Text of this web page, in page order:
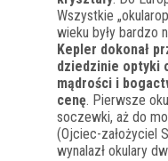
Wszystkie
wieku były bardzo
Kepler dokonał
dziedzinie optyki
mądrości i
cenę. Pierwsze
soczewki, aż do
(Ojciec-założyciel
wynalazł okulary